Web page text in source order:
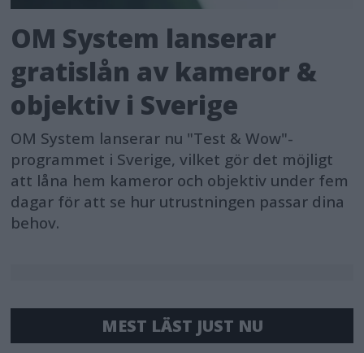
OM System lanserar
gratislån av kameror &
objektiv i Sverige
OM System lanserar nu "Test & Wow"-
programmet i Sverige, vilket gör det möjligt
att låna hem kameror och objektiv under fem
dagar för att se hur utrustningen passar dina
behov.
MEST LÄST JUST NU